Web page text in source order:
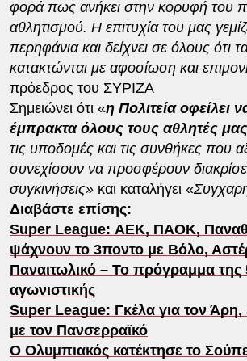
φορά πως ανήκει στην κορυφή του
αθλητισμού. Η επιτυχία του μας
περηφάνια και δείχνει σε όλους ότι
κατακτώνται με αφοσίωση και
πρόεδρος του ΣΥΡΙΖΑ
Σημειώνει ότι «η Πολιτεία οφείλει
έμπρακτα όλους τους αθλητές μας
τις υποδομές και τις συνθήκες που
συνεχίσουν να προσφέρουν
συγκινήσεις» και καταλήγει «
Διαβάστε επίσης:
Super League: ΑΕΚ, ΠΑΟΚ,
ψάχνουν το 3ποντο με Βόλο,
Παναιτωλικό – Το πρόγραμμα της
αγωνιστικής
Super League: Γκέλα για τον Άρη,
με τον Πανσερραϊκό
Ο Ολυμπιακός κατέκτησε το